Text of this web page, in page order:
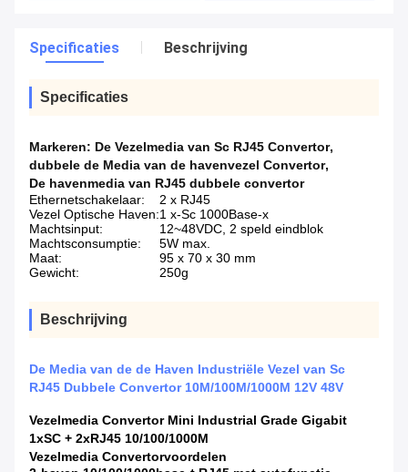
Specificaties Beschrijving
Specificaties
Markeren: De Vezelmedia van Sc RJ45 Convertor,
dubbele de Media van de havenvezel Convertor,
De havenmedia van RJ45 dubbele convertor
Ethernetschakelaar:
2 x RJ45
Vezel Optische Haven:1 x-Sc 1000Base-x
Machtsinput:
12~48VDC, 2 speld eindblok
Machtsconsumptie:
5W max.
Maat:
95 x 70 x 30 mm
Gewicht:
250g
Beschrijving
De Media van de de Haven Industriële Vezel van Sc
RJ45 Dubbele Convertor 10M/100M/1000M 12V 48V
Vezelmedia Convertor Mini Industrial Grade Gigabit
1xSC + 2xRJ45 10/100/1000M
Vezelmedia Convertorvoordelen